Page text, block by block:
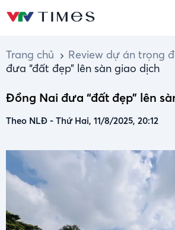
Trang chủ Review dự án trọng
đưa “đất đẹp” lên sàn giao dịch
Đồng Nai đưa “đất đẹp” lên
Theo NLĐ - Thứ Hai, 11/8/2025, 20:12